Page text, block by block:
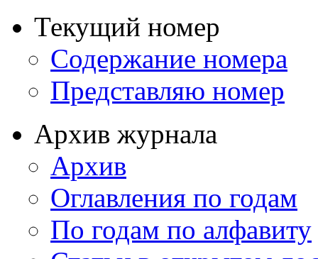
Текущий номер
Содержание номера
Представляю номер
Архив журнала
Архив
Оглавления по годам
По годам по алфавиту